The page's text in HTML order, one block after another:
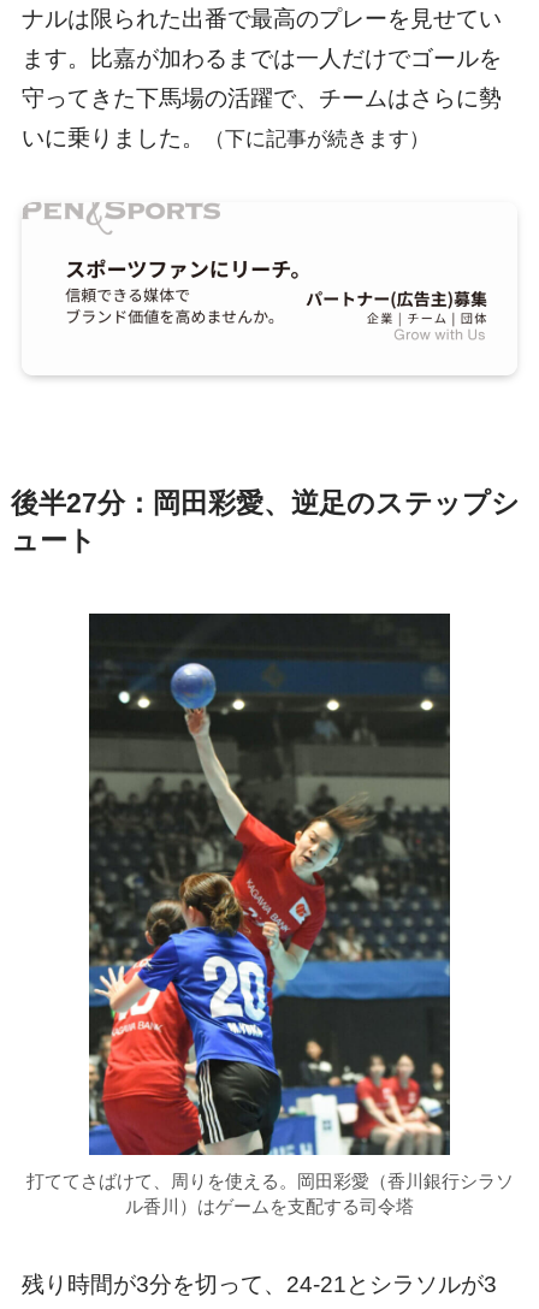
ナルは限られた出番で最高のプレーを見せてい
ます。比嘉が加わるまでは一人だけでゴールを
守ってきた下馬場の活躍で、チームはさらに勢
いに乗りました。
（下に記事が続きます）
後半27分：岡田彩愛、逆足のステップシ
ュート
打ててさばけて、周りを使える。岡田彩愛（香川銀行シラソ
ル香川）はゲームを支配する司令塔
残り時間が3分を切って、24-21とシラソルが3